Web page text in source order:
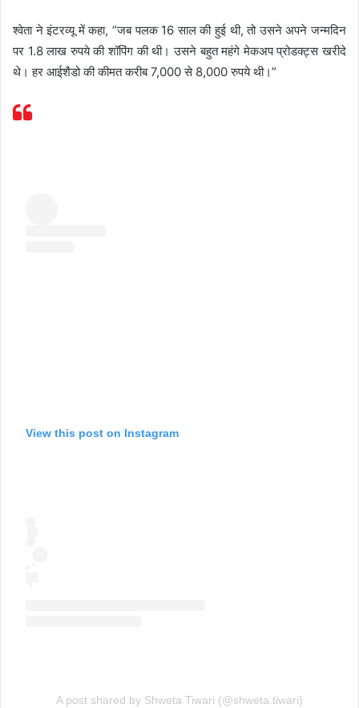
श्वेता ने इंटरव्यू में कहा, “जब पलक 16 साल की हुई थी, तो उसने अपने जन्मदिन
पर 1.8 लाख रुपये की शॉपिंग की थी। उसने बहुत महंगे मेकअप प्रोडक्ट्स खरीदे
थे। हर आईशैडो की कीमत करीब 7,000 से 8,000 रुपये थी।”
View this post on Instagram
A post shared by Shweta Tiwari (@shweta.tiwari)